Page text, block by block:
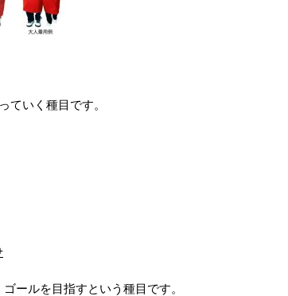
ていく種目です。
ールを目指すという種目です。